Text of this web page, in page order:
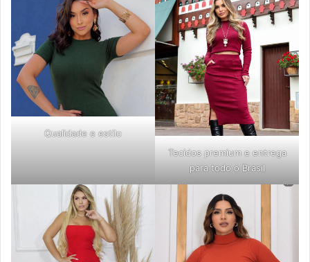
Qualidade e estilo
Tecidos premium e entrega
para todo o Brasil